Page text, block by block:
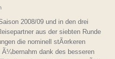
2008/09 und in den drei
aus der siebten Runde
die nominell stÃ¤rkeren
Ã¼bernahm dank des besseren